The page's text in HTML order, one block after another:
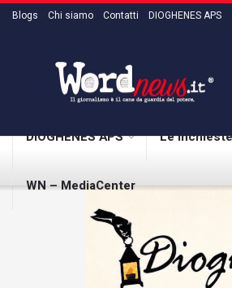
Blogs Chi siamo Contatti DIOGHENES APS
DIOGHENES APS Le
WN – MediaCenter